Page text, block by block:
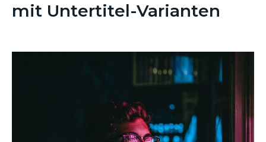
mit Untertitel-Varianten